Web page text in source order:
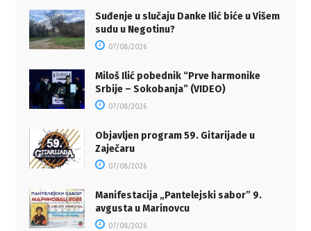
Suđenje u slučaju Danke Ilić biće u Višem
sudu u Negotinu?
07/08/2026
Miloš Ilić pobednik “Prve harmonike
Srbije – Sokobanja” (VIDEO)
07/08/2026
Objavljen program 59. Gitarijade u
Zaječaru
07/08/2026
Manifestacija „Pantelejski sabor” 9.
avgusta u Marinovcu
07/08/2026